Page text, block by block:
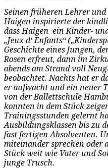
Seinen früheren Lehrer
Haigen inspirierte der
dass Haigen ein Kinder-
„Jeux d‘ Enfants“
Geschichte eines Jungen,
Rosen erfreut, dann im
abends am Strand voll
beobachtet. Nachts hat er
er aufwacht und ein neuer
von der Ballettschule
konnten in dem Stück
Trainingsstunden gelernt
Ausbildungsklassen bis zu
fast fertigen Absolventen.
miteinander sprechen oder
Stück weit wie Vater und
junge Trusch.